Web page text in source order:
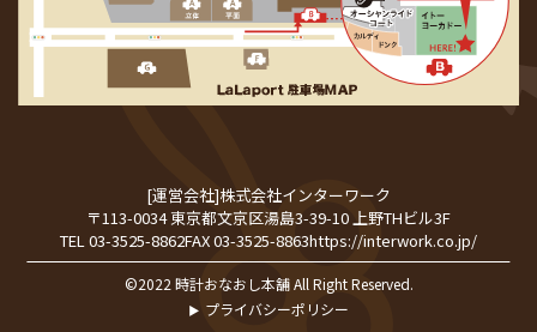
[運営会社]株式会社インターワーク
〒113-0034 東京都文京区湯島3-39-10 上野THビル3F
TEL 03-3525-8862FAX 03-3525-8863https://interwork.co.jp/
©2022 時計おなおし本舗 All Right Reserved.
プライバシーポリシー